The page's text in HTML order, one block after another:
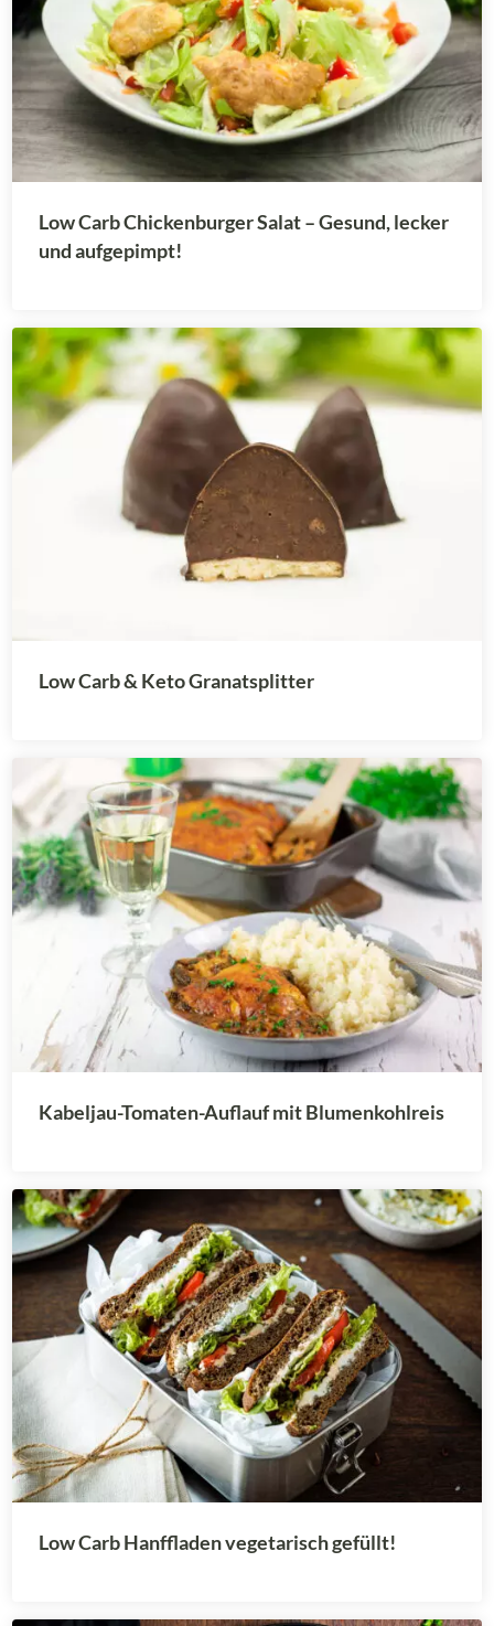
Low Carb Chickenburger Salat – Gesund, lecker
und aufgepimpt!
Low Carb & Keto Granatsplitter
Kabeljau-Tomaten-Auflauf mit Blumenkohlreis
Low Carb Hanffladen vegetarisch gefüllt!